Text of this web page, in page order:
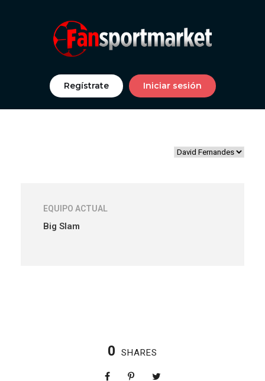
Regístrate Iniciar sesión
EQUIPO ACTUAL
Big Slam
0 SHARES